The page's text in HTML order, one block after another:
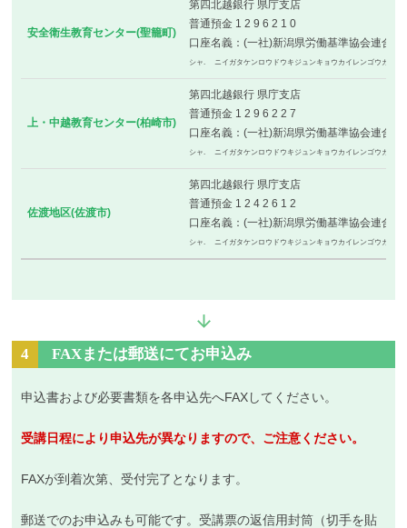
安全衛生教育センター(聖籠町)
第四北越銀行 県庁支店
普通預金 1 2 9 6 2 1 0
口座名義：(一社)新潟県労働基準協会連合会
シャ. ニイガタケンロウドウキジュンキョウカイレンゴウカイ
上・中越教育センター(柏崎市)
第四北越銀行 県庁支店
普通預金 1 2 9 6 2 2 7
口座名義：(一社)新潟県労働基準協会連合会
シャ. ニイガタケンロウドウキジュンキョウカイレンゴウカイ
佐渡地区(佐渡市)
第四北越銀行 県庁支店
普通預金 1 2 4 2 6 1 2
口座名義：(一社)新潟県労働基準協会連合会
シャ. ニイガタケンロウドウキジュンキョウカイレンゴウカイ
4 FAXまたは郵送にてお申込み
申込書および必要書類を各申込先へFAXしてください。
受講日程により申込先が異なりますので、ご注意ください。
FAXが到着次第、受付完了となります。
郵送でのお申込みも可能です。受講票の返信用封筒（切手を貼